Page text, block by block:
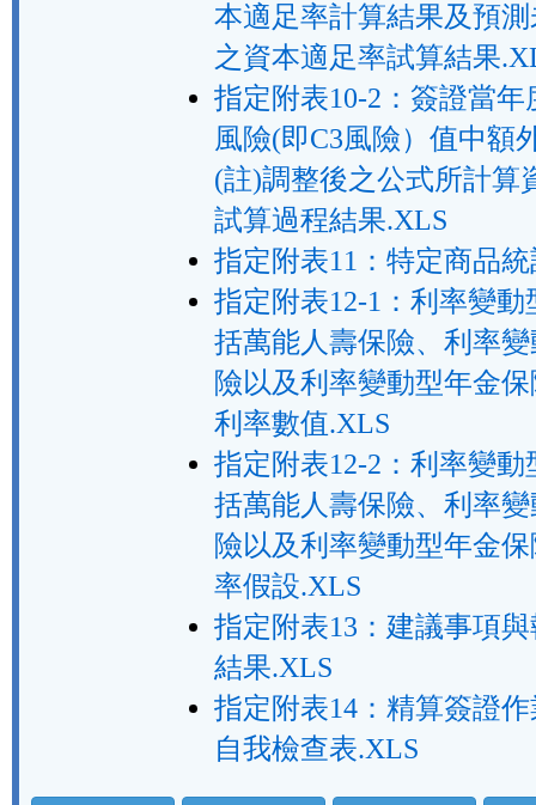
本適足率計算結果及預
之資本適足率試算結果
指定附表10-2：簽證當年
風險(即C3風險）值中額
(註)調整後之公式所計算
試算過程結果.XLS
指定附表11：特定商品
指定附表12-1：利率變動
括萬能人壽保險、利率
險以及利率變動型年金
利率數值.XLS
指定附表12-2：利率變動
括萬能人壽保險、利率
險以及利率變動型年金
率假設.XLS
指定附表13：建議事項
結果.XLS
指定附表14：精算簽證
自我檢查表.XLS
法